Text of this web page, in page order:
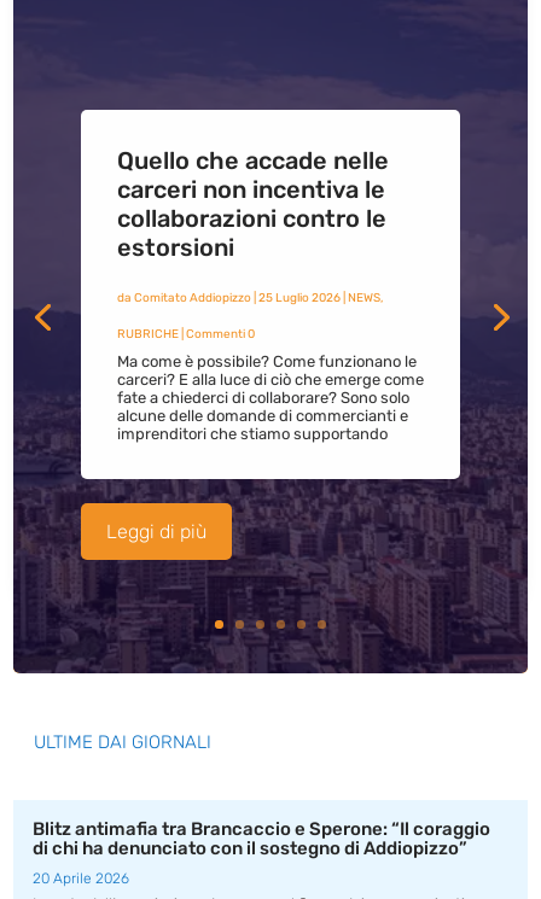
Quello che accade nelle
carceri non incentiva le
collaborazioni contro le
estorsioni
da Comitato Addiopizzo| 25 Luglio 2026| NEWS,
RUBRICHE| Commenti 0
Ma come è possibile? Come funzionano le
carceri? E alla luce di ciò che emerge come
fate a chiederci di collaborare? Sono solo
alcune delle domande di commercianti e
imprenditori che stiamo supportando
Leggi di più
ULTIME DAI GIORNALI
Blitz antimafia tra Brancaccio e Sperone: “Il coraggio
di chi ha denunciato con il sostegno di Addiopizzo”
20 Aprile 2026